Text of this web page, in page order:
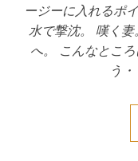
ージーに入れるポ
水で撃沈。 嘆く妻
へ。 こんなとこ
う